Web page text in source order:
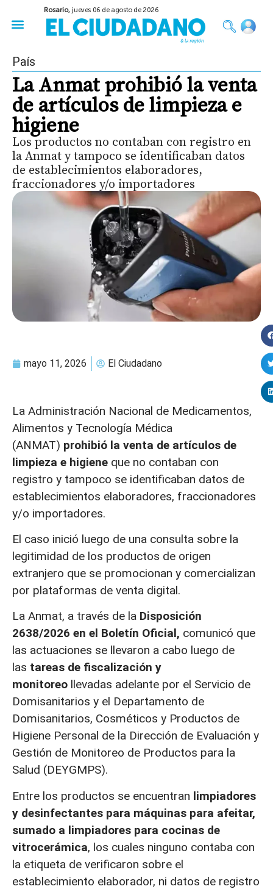
Rosario,jueves 06 de agosto de 2026
País
La Anmat prohibió la venta
de artículos de limpieza e
higiene
Los productos no contaban con registro en
la Anmat y tampoco se identificaban datos
de establecimientos elaboradores,
fraccionadores y/o importadores
mayo 11, 2026 El Ciudadano
La Administración Nacional de Medicamentos,
Alimentos y Tecnología Médica
(ANMAT) prohibió la venta de artículos de
limpieza e higiene que no contaban con
registro y tampoco se identificaban datos de
establecimientos elaboradores, fraccionadores
y/o importadores.
El caso inició luego de una consulta sobre la
legitimidad de los productos de origen
extranjero que se promocionan y comercializan
por plataformas de venta digital.
La Anmat, a través de la Disposición
2638/2026 en el Boletín Oficial, comunicó que
las actuaciones se llevaron a cabo luego de
las tareas de fiscalización y
monitoreo llevadas adelante por el Servicio de
Domisanitarios y el Departamento de
Domisanitarios, Cosméticos y Productos de
Higiene Personal de la Dirección de Evaluación y
Gestión de Monitoreo de Productos para la
Salud (DEYGMPS).
Entre los productos se encuentran limpiadores
y desinfectantes para máquinas para afeitar,
sumado a limpiadores para cocinas de
vitrocerámica, los cuales ninguno contaba con
la etiqueta de verificaron sobre el
establecimiento elaborador, ni datos de registro